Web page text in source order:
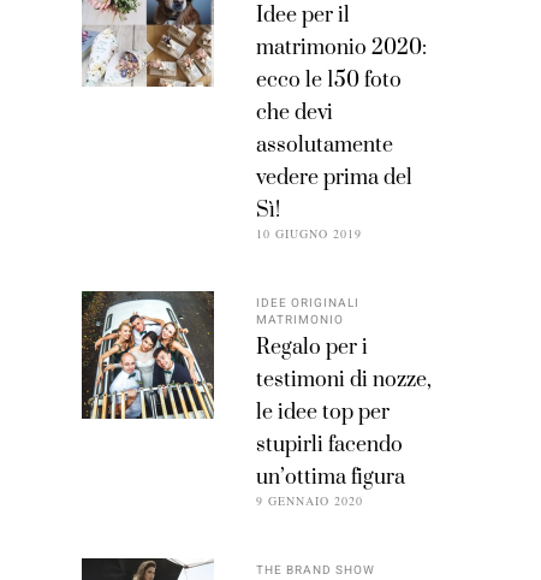
Idee per il
matrimonio 2020:
ecco le 150 foto
che devi
assolutamente
vedere prima del
Sì!
10 GIUGNO 2019
IDEE ORIGINALI
MATRIMONIO
Regalo per i
testimoni di nozze,
le idee top per
stupirli facendo
un’ottima figura
9 GENNAIO 2020
THE BRAND SHOW